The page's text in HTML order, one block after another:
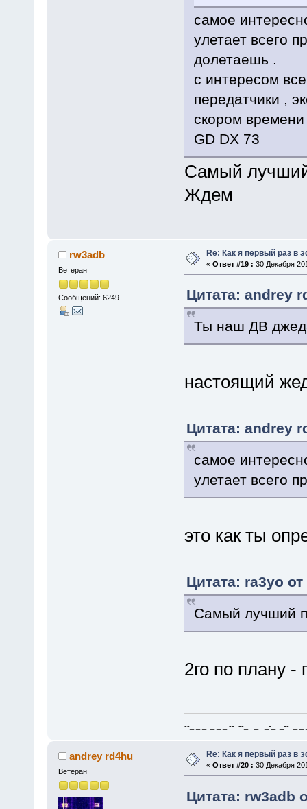
самое
улетает всего
долетаешь .
с интересом
передатчики ,
скором времени
GD DX 73
Самый лучший
Ждем
rw3adb
Ветеран
Сообщений: 6249
Re: Как я первый раз в
« Ответ #19 : 30 Декабря
Цитата: andrey
Ты наш ДВ
настоящий
Цитата: andrey
самое
улетает всего
это как ты
Цитата: ra3yo
Самый лучший
2го по плану -
--_ _ _ _ _ _ -- --_ _ _-_ _-- _ _
andrey rd4hu
Ветеран
Re: Как я первый раз
« Ответ #20 : 30 Декабря
Цитата: rw3adb